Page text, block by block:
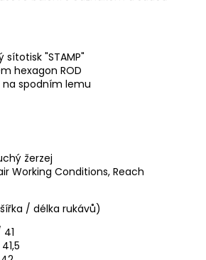
sítotisk "STAMP"
hexagon ROD
spodním lemu
žerzej
Working Conditions, Reach
/ délka rukávů)